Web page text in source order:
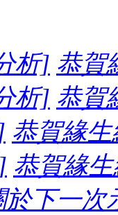
析] 恭賀
析] 恭賀
恭賀緣
恭賀緣
於下一次